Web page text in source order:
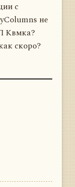
с
не
Квмка?
скоро?